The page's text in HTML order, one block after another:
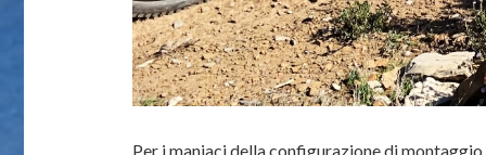
Per i maniaci della configurazione di